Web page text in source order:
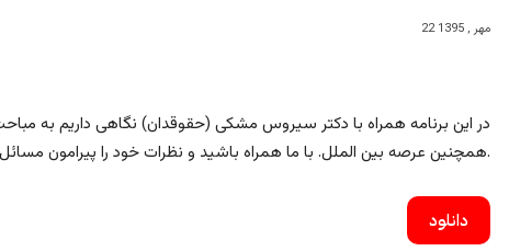
22 مهر , 1395
در این برنامه همراه با دکتر سیروس مشکی (حقوقدان) نگاهی داریم به
همچنین عرصه بین الملل. با ما همراه باشید و نظرات خود را پیرامون مسائل مطرح شده در برنامه برای ما ارسال نمایید.
دانلود